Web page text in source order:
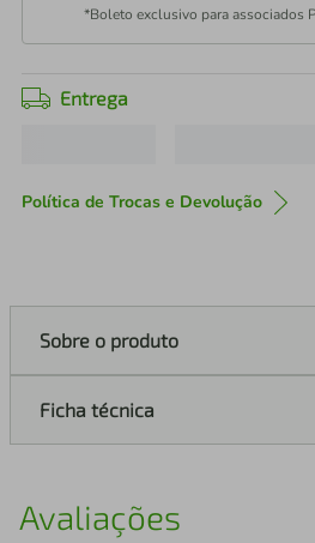
*Boleto exclusivo para associados
Entrega
Política de Trocas e Devolução
Sobre o produto
Ficha técnica
Avaliações